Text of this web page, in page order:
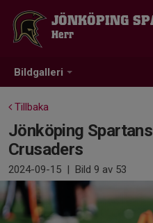
Bildgalleri
JÖNKÖPING
Herr
Tillbaka
Jönköping
Crusaders
2024-09-15 | Bild 9 av 53